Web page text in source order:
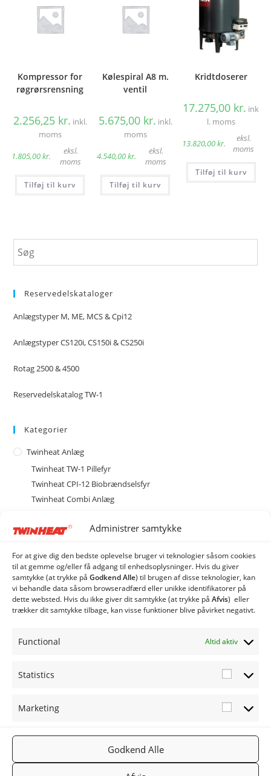
Administrer samtykke
For at give dig den bedste oplevelse bruger vi teknologier såsom cookies
til at gemme og/eller få adgang til enhedsoplysninger. Hvis du giver
samtykke (at trykke på Godkend Alle) til brugen af ​​disse teknologier, kan
vi behandle data såsom browseradfærd eller unikke identifikatorer på
dette websted. Hvis du ikke giver dit samtykke (at trykke på Afvis) eller
trækker dit samtykke tilbage, kan visse funktioner blive påvirket negativt.
Functional Altid aktiv
Statistics
Marketing
Godkend Alle
Kompressor for
røgrørsrensning
2.256,25 kr. inkl.
moms
1.805,00kr.
eksl.
moms
Tilføj til kurv
Kølespiral A8 m.
ventil
5.675,00 kr. inkl.
moms
4.540,00kr.
eksl.
moms
Tilføj til kurv
Kridtdoserer
17.275,00 kr. ink
l. moms
13.820,00kr.
eksl.
moms
Tilføj til kurv
Reservedelskataloger
Anlægstyper M, ME, MCS & Cpi12
Anlægstyper CS120i, CS150i & CS250i
Rotag 2500 & 4500
Reservedelskatalog TW-1
Kategorier
Twinheat Anlæg
Twinheat TW-1 Pillefyr
Twinheat CPI-12 Biobrændselsfyr
Twinheat Combi Anlæg
Type MCS med cellesluse
MCS40 Biobrændselsanlæg
MCS80 Biobrændselsanlæg
Type ME med spjældhus
Twinheat Industri Anlæg
Øvrige produkter
TWINHEA
Gå til